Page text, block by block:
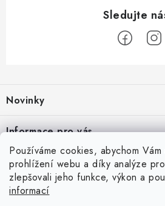
Používáme cookies, abychom
prohlížení webu a díky analýze
zlepšovali jeho funkce, výkon a
informací
p
a
t
Novinky
Olivový olej při zácpě: co ukazují klinické
Jak na klidné trávení na cestách
4.8.2026
Informace pro vás
Odborný garant MUDr. Monika
Jak nakupovat
Přijímáme online platby
Oblíbené